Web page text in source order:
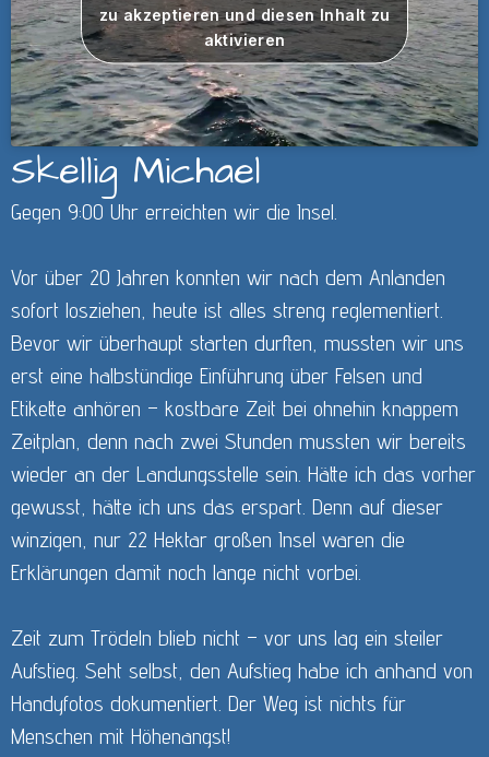
zu akzeptieren und diesen Inhalt zu
aktivieren
Skellig Michael
Gegen 9:00 Uhr erreichten wir die Insel.
Vor über 20 Jahren konnten wir nach dem Anlanden
sofort losziehen, heute ist alles streng reglementiert.
Bevor wir überhaupt starten durften, mussten wir uns
erst eine halbstündige Einführung über Felsen und
Etikette anhören – kostbare Zeit bei ohnehin knappem
Zeitplan, denn nach zwei Stunden mussten wir bereits
wieder an der Landungsstelle sein. Hätte ich das vorher
gewusst, hätte ich uns das erspart. Denn auf dieser
winzigen, nur 22 Hektar großen Insel waren die
Erklärungen damit noch lange nicht vorbei.
Zeit zum Trödeln blieb nicht – vor uns lag ein steiler
Aufstieg. Seht selbst, den Aufstieg habe ich anhand von
Handyfotos dokumentiert. Der Weg ist nichts für
Menschen mit Höhenangst!